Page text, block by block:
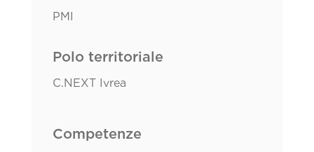
PMI
Polo territoriale
C.NEXT Ivrea
Competenze